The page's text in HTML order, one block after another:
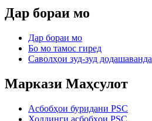
Дар бораи мо
Дар бораи мо
Бо мо тамос гиред
Саволҳои зуд-зуд додашаванда
Маркази Маҳсулот
Асбобҳои буридани PSC
Холдинги асбобҳои PSC